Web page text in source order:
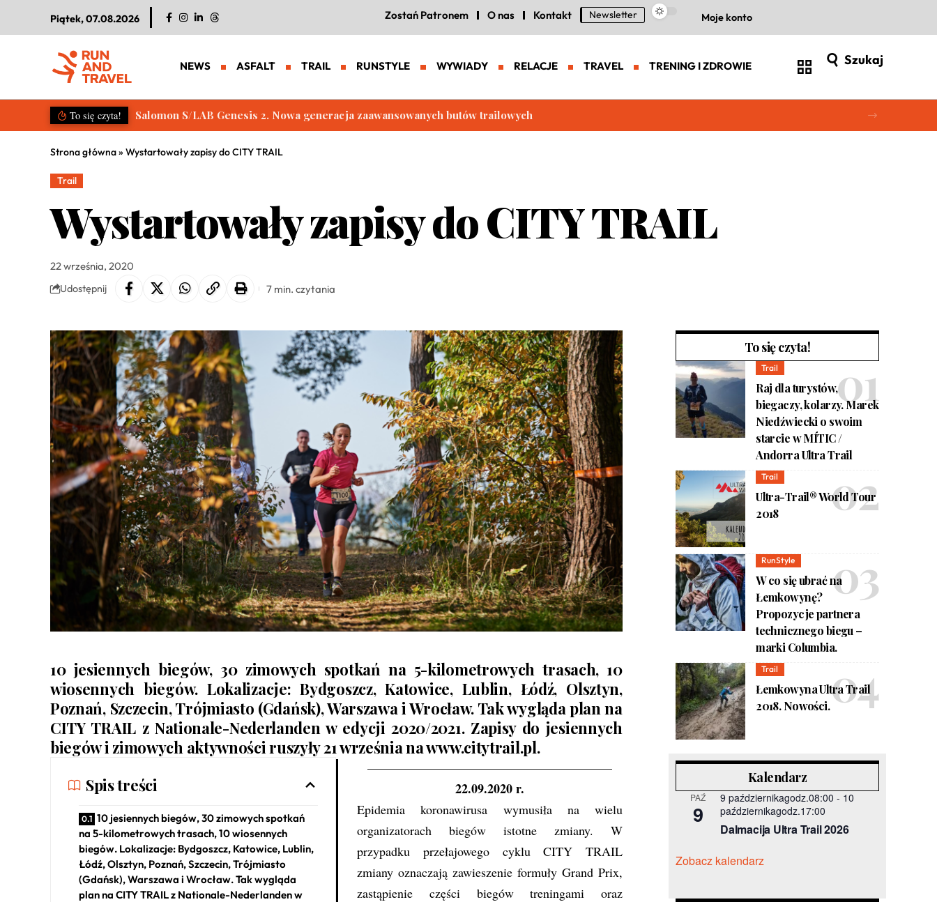
Piątek, 07.08.2026 Zostań Patronem O nas Kontakt Newsletter Moje konto
NEWS ASFALT TRAIL RUNSTYLE WYWIADY RELACJE TRAVEL TRENING I ZDROWIE Szukaj
To się czyta! Salomon S/LAB Genesis 2. Nowa generacja zaawansowanych butów trailowych
Strona główna» Wystartowały zapisy do CITY TRAIL
Trail
Wystartowały zapisy do CITY TRAIL
22 września, 2020
Udostępnij 7 min. czytania
10 jesiennych biegów, 30 zimowych spotkań na 5-kilometrowych trasach, 10
wiosennych biegów. Lokalizacje: Bydgoszcz, Katowice, Lublin, Łódź, Olsztyn,
Poznań, Szczecin, Trójmiasto (Gdańsk), Warszawa i Wrocław. Tak wygląda plan na
CITY TRAIL z Nationale-Nederlanden w edycji 2020/2021. Zapisy do jesiennych
biegów i zimowych aktywności ruszyły 21 września nawww.citytrail.pl.
Spis treści
10 jesiennych biegów, 30 zimowych spotkań
na 5-kilometrowych trasach, 10 wiosennych
biegów. Lokalizacje: Bydgoszcz, Katowice, Lublin,
Łódź, Olsztyn, Poznań, Szczecin, Trójmiasto
(Gdańsk), Warszawa i Wrocław. Tak wygląda
plan na CITY TRAIL z Nationale-Nederlanden w
———————————————————–
22.09.2020 r.
Epidemia koronawirusa wymusiła na wielu
organizatorach biegów istotne zmiany. W
przypadku przełajowego cyklu CITY TRAIL
zmiany oznaczają zawieszenie formuły Grand Prix,
zastąpienie części biegów treningami oraz
To się czyta!
Trail
Raj dla turystów,
biegaczy, kolarzy. Marek
Niedźwiecki o swoim
starcie w MÍTIC /
Andorra Ultra Trail
Trail
Ultra-Trail® World Tour
2018
RunStyle
W co się ubrać na
Łemkowynę?
Propozycje partnera
technicznego biegu –
marki Columbia.
Trail
Łemkowyna Ultra Trail
2018. Nowości.
Kalendarz
PAŹ
9
9 październikagodz.08:00 - 10
październikagodz.17:00
Dalmacija Ultra Trail 2026
Zobacz kalendarz